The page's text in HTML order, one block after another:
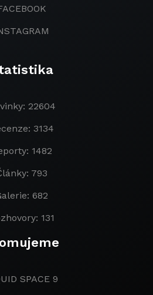
22604
3134
1482
793
682
131
SPACE 9